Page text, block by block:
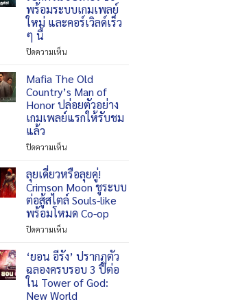
พร้อมระบบเกมเพลย์
ใหม่ และคอร์เวิลด์เร็ว
ๆ นี้
ปิดความเห็น
ONLINE
NEXT
เปิด
ตัว
แช
พร้อม
ระบบ
เกม
เพล
ย์
เวิลด์
เร็ว
ๆ
นี้
Mafia The Old
Country’s Man of
Honor ปล่อยตัวอย่าง
เกมเพลย์แรกให้รับชม
แล้ว
ปิดความเห็น
The
Old
Country’s
Man
of
ตัวอย่าง
เกม
เพล
ย์
แรก
ลุยเดี่ยวหรือลุยคู่!
Crimson Moon ชูระบบ
ต่อสู้สไตล์ Souls-like
พร้อมโหมด Co-op
ปิดความเห็น
เดี่ยว
หรือ
ลุย
คู่!
Crimson
‘ยอน อีรัง’ ปรากฏตัว
ฉลองครบรอบ 3 ปีต่อ
ใน Tower of God:
New World